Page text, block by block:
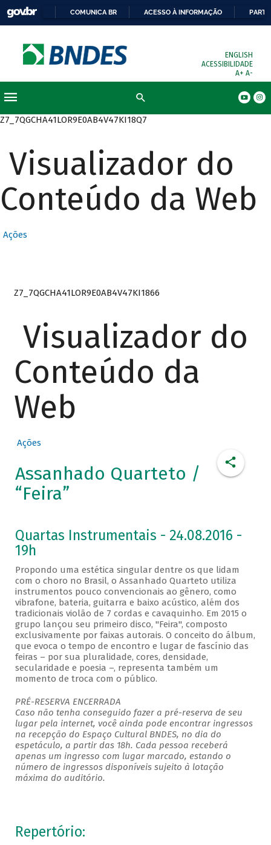
COMUNICA BR ACESSO À INFORMAÇÃO
ENGLISH
ACESSIBILIDADE
A+ A-
Z7_7QGCHA41LOR9E0AB4V47KI18Q7
Visualizador do
Conteúdo da Web
Ações
Z7_7QGCHA41LOR9E0AB4V47KI1866
Visualizador do
Conteúdo da
Web
Ações
Assanhado Quarteto /
“Feira”
Quartas Instrumentais - 24.08.2016 -
19h
Propondo uma estética singular dentre os que lidam
com o choro no Brasil, o Assanhado Quarteto utiliza
instrumentos pouco convencionais ao gênero, como
vibrafone, bateria, guitarra e baixo acústico, além dos
tradicionais violão de 7 cordas e cavaquinho. Em 2015 o
grupo lançou seu primeiro disco, "Feira", composto
exclusivamente por faixas autorais. O conceito do álbum,
que evoca o tempo de encontro e lugar de fascínio das
feiras – por sua pluralidade, cores, densidade,
secularidade e poesia –, representa também um
momento de troca com o público.
PRÉ-RESERVA ENCERRADA
Caso não tenha conseguido fazer a pré-reserva de seu
lugar pela internet, você ainda pode encontrar ingressos
na recepção do Espaço Cultural BNDES, no dia do
espetáculo, a partir das 18h. Cada pessoa receberá
apenas um ingresso com lugar marcado, estando o
número de ingressos disponíveis sujeito à lotação
máxima do auditório.
Repertório: